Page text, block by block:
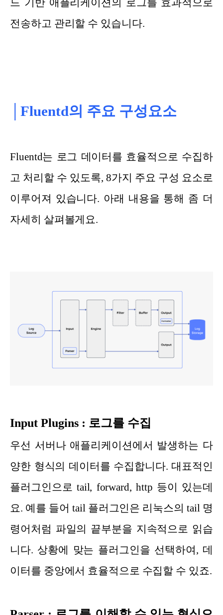
전송하고 관리할 수 있습니다.
│Fluentd의 주요 구성요소
Fluentd는 로그 데이터를 효율적으로 수집하
고 처리할 수 있도록, 8가지 주요 구성 요소로
이루어져 있습니다. 아래 내용을 통해 좀 더
자세히 살펴볼게요.
Input Plugins : 로그를 수집
우선 서버나 애플리케이션에서 발생하는 다
양한 형식의 데이터를 수집합니다. 대표적인
플러그인으로 tail, forward, http 등이 있는데
요. 예를 들어 tail 플러그인은 리눅스의 tail 명
령어처럼 파일의 끝부분을 지속적으로 읽습
니다. 상황에 맞는 플러그인을 선택하여, 데
이터를 중앙에서 효율적으로 수집할 수 있죠.